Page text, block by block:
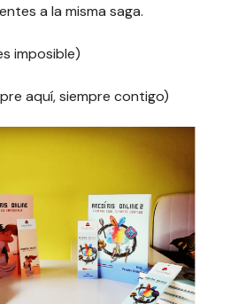
a la misma saga.
imposible)
aquí, siempre contigo)